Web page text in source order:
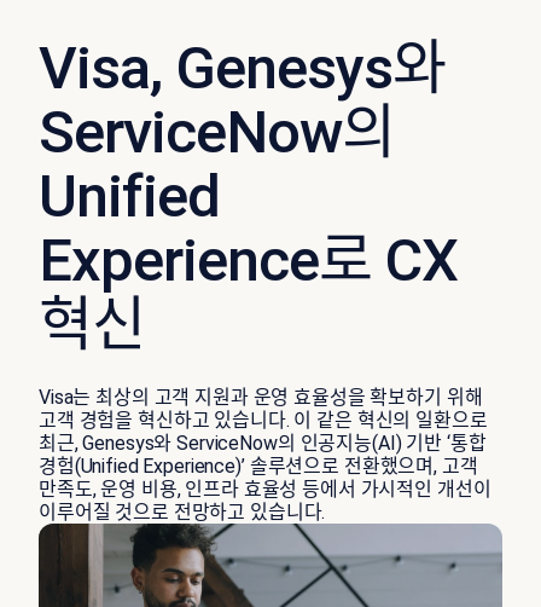
Visa, Genesys와
ServiceNow의
Unified
Experience로 CX
혁신
Visa는 최상의 고객 지원과 운영 효율성을 확보하기 위해
고객 경험을 혁신하고 있습니다. 이 같은 혁신의 일환으로
최근, Genesys와 ServiceNow의 인공지능(AI) 기반 ‘통합
경험(Unified Experience)’ 솔루션으로 전환했으며, 고객
만족도, 운영 비용, 인프라 효율성 등에서 가시적인 개선이
이루어질 것으로 전망하고 있습니다.